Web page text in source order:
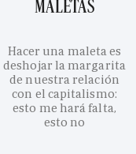
MALETAS
Hacer una maleta es
deshojar la margarita
de nuestra relación
con el capitalismo:
esto me hará falta,
esto no